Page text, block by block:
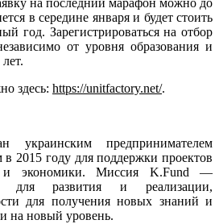
на последний марафон можно до
в середине января и будет стоить
год. Зарегистрироваться на отбор
от уровня образования и
здесь: https://unitfactory.net/.
украинским предпринимателем
2015 году для поддержки проектов
и экономики. Миссия K.Fund —
для развития и реализации,
для получения новых знаний и
на новый уровень.